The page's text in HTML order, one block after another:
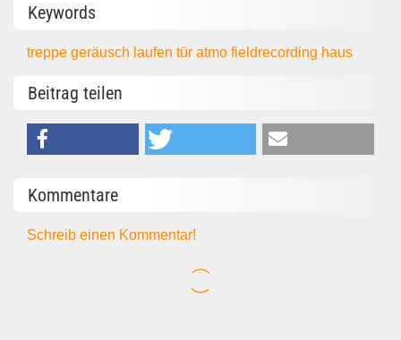
Keywords
treppegeräusch laufentüratmofieldrecording haus
Beitrag teilen
Kommentare
Schreib einen Kommentar!